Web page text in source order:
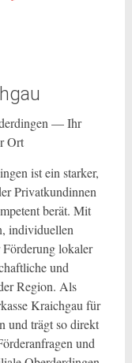
— Ihr
Ort
ist ein starker,
Privatkundinnen
berät. Mit
individuellen
lokaler
und
Region. Als
Kraichgau für
und trägt so direkt
und